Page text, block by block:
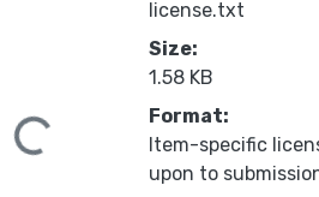
license.txt
Size:
1.58 KB
Format:
Item-specific
upon to